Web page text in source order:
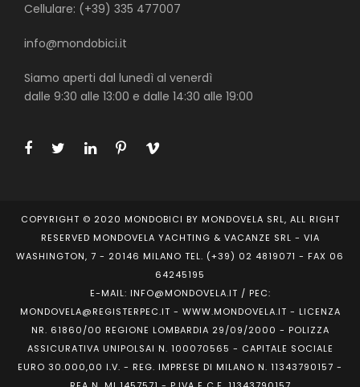
Cellulare: (+39) 335 477007
info@mondobici.it
Siamo aperti dal lunedì al venerdì
dalle 9:30 alle 13:00 e dalle 14:30 alle 19:00
COPYRIGHT © 2020 MONDOBICI BY MONDOVELA SRL, ALL RIGHT
RESERVED MONDOVELA YACHTING & VACANZE SRL - VIA
WASHINGTON, 7 - 20146 MILANO TEL. (+39) 02 4819071 - FAX 06
64245195
E-MAIL: INFO@MONDOVELA.IT / PEC:
MONDOVELA@REGISTERPEC.IT - WWW.MONDOVELA.IT - LICENZA
NR. 61860/00 REGIONE LOMBARDIA 29/09/2000 - POLIZZA
ASSICURATIVA UNIPOLSAI N. 100070565 - CAPITALE SOCIALE
EURO 30.000,00 I.V. - REG. IMPRESE DI MILANO N. 11343790157 -